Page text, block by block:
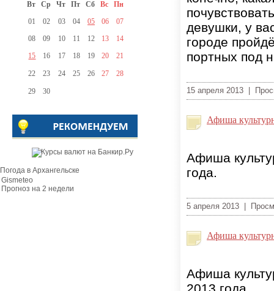
девушки, у
городе
портных под
15 апреля 2013 |
Афиша
Афиша
года.
5 апреля 2013 |
Афиша
Афиша
Вт
Ср Чт Пт Сб Вс
Пн
01
02 03 04 05 06
07
08
09 10 11 12 13
14
15
16 17 18 19 20 21
22 23 24 25 26 27 28
29 30
Погода в Архангельске
Gismeteo
Прогноз на 2 недели